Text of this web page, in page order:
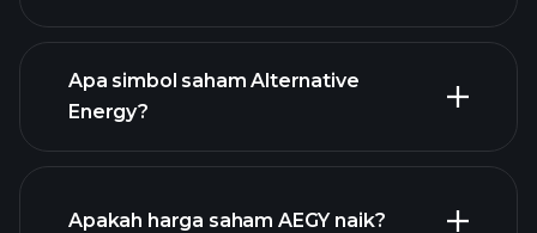
grafik
Apa simbol saham Alternative
Energy?
Apakah harga saham AEGY naik?